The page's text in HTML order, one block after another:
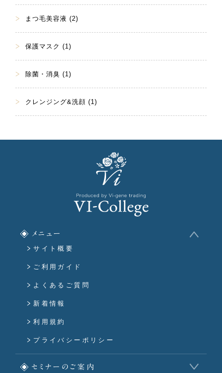
まつ毛美容液 (2)
保護マスク (1)
除菌・消臭 (1)
クレンジング&洗顔 (1)
メニュー
サイト概要
ご利用ガイド
よくあるご質問
新着情報
利用規約
プライバシーポリシー
セミナーのご案内